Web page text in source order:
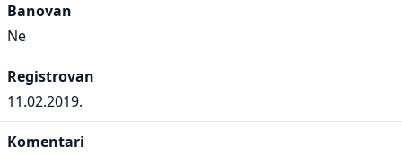
Banovan
Ne
Registrovan
11.02.2019.
Komentari